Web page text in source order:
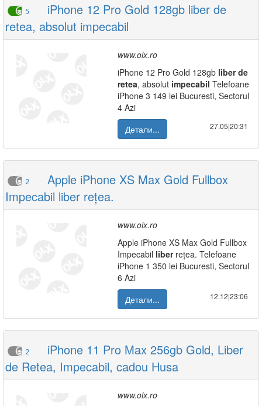
5
iPhone 12 Pro Gold 128gb liber de
retea, absolut impecabil
www.olx.ro
iPhone 12 Pro Gold 128gb liber de
retea, absolut impecabil Telefoane
iPhone 3 149 lei Bucuresti, Sectorul
4 Azi
Детали...
27.05|20:31
2
Apple iPhone XS Max Gold Fullbox
Impecabil liber rețea.
www.olx.ro
Apple iPhone XS Max Gold Fullbox
Impecabil liberrețea. Telefoane
iPhone 1 350 lei Bucuresti, Sectorul
6 Azi
Детали...
12.12|23:06
2
iPhone 11 Pro Max 256gb Gold, Liber
de Retea, Impecabil, cadou Husa
www.olx.ro